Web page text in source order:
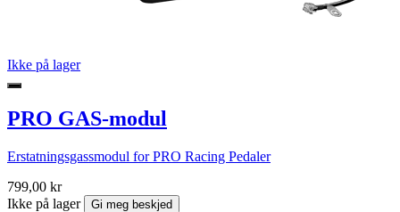
Ikke på lager
PRO GAS-modul
Erstatningsgassmodul for PRO Racing Pedaler
799,00 kr
Ikke på lager
Gi meg beskjed